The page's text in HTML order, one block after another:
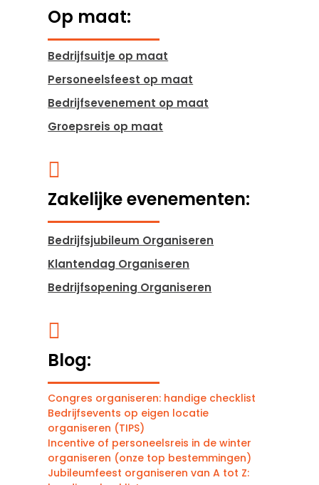
Op maat:
Bedrijfsuitje op maat
Personeelsfeest op maat
Bedrijfsevenement op maat
Groepsreis op maat

Zakelijke evenementen:
Bedrijfsjubileum Organiseren
Klantendag Organiseren
Bedrijfsopening Organiseren

Blog:
Congres organiseren: handige checklist
Bedrijfsevents op eigen locatie
organiseren (TIPS)
Incentive of personeelsreis in de winter
organiseren (onze top bestemmingen)
Jubileumfeest organiseren van A tot Z: